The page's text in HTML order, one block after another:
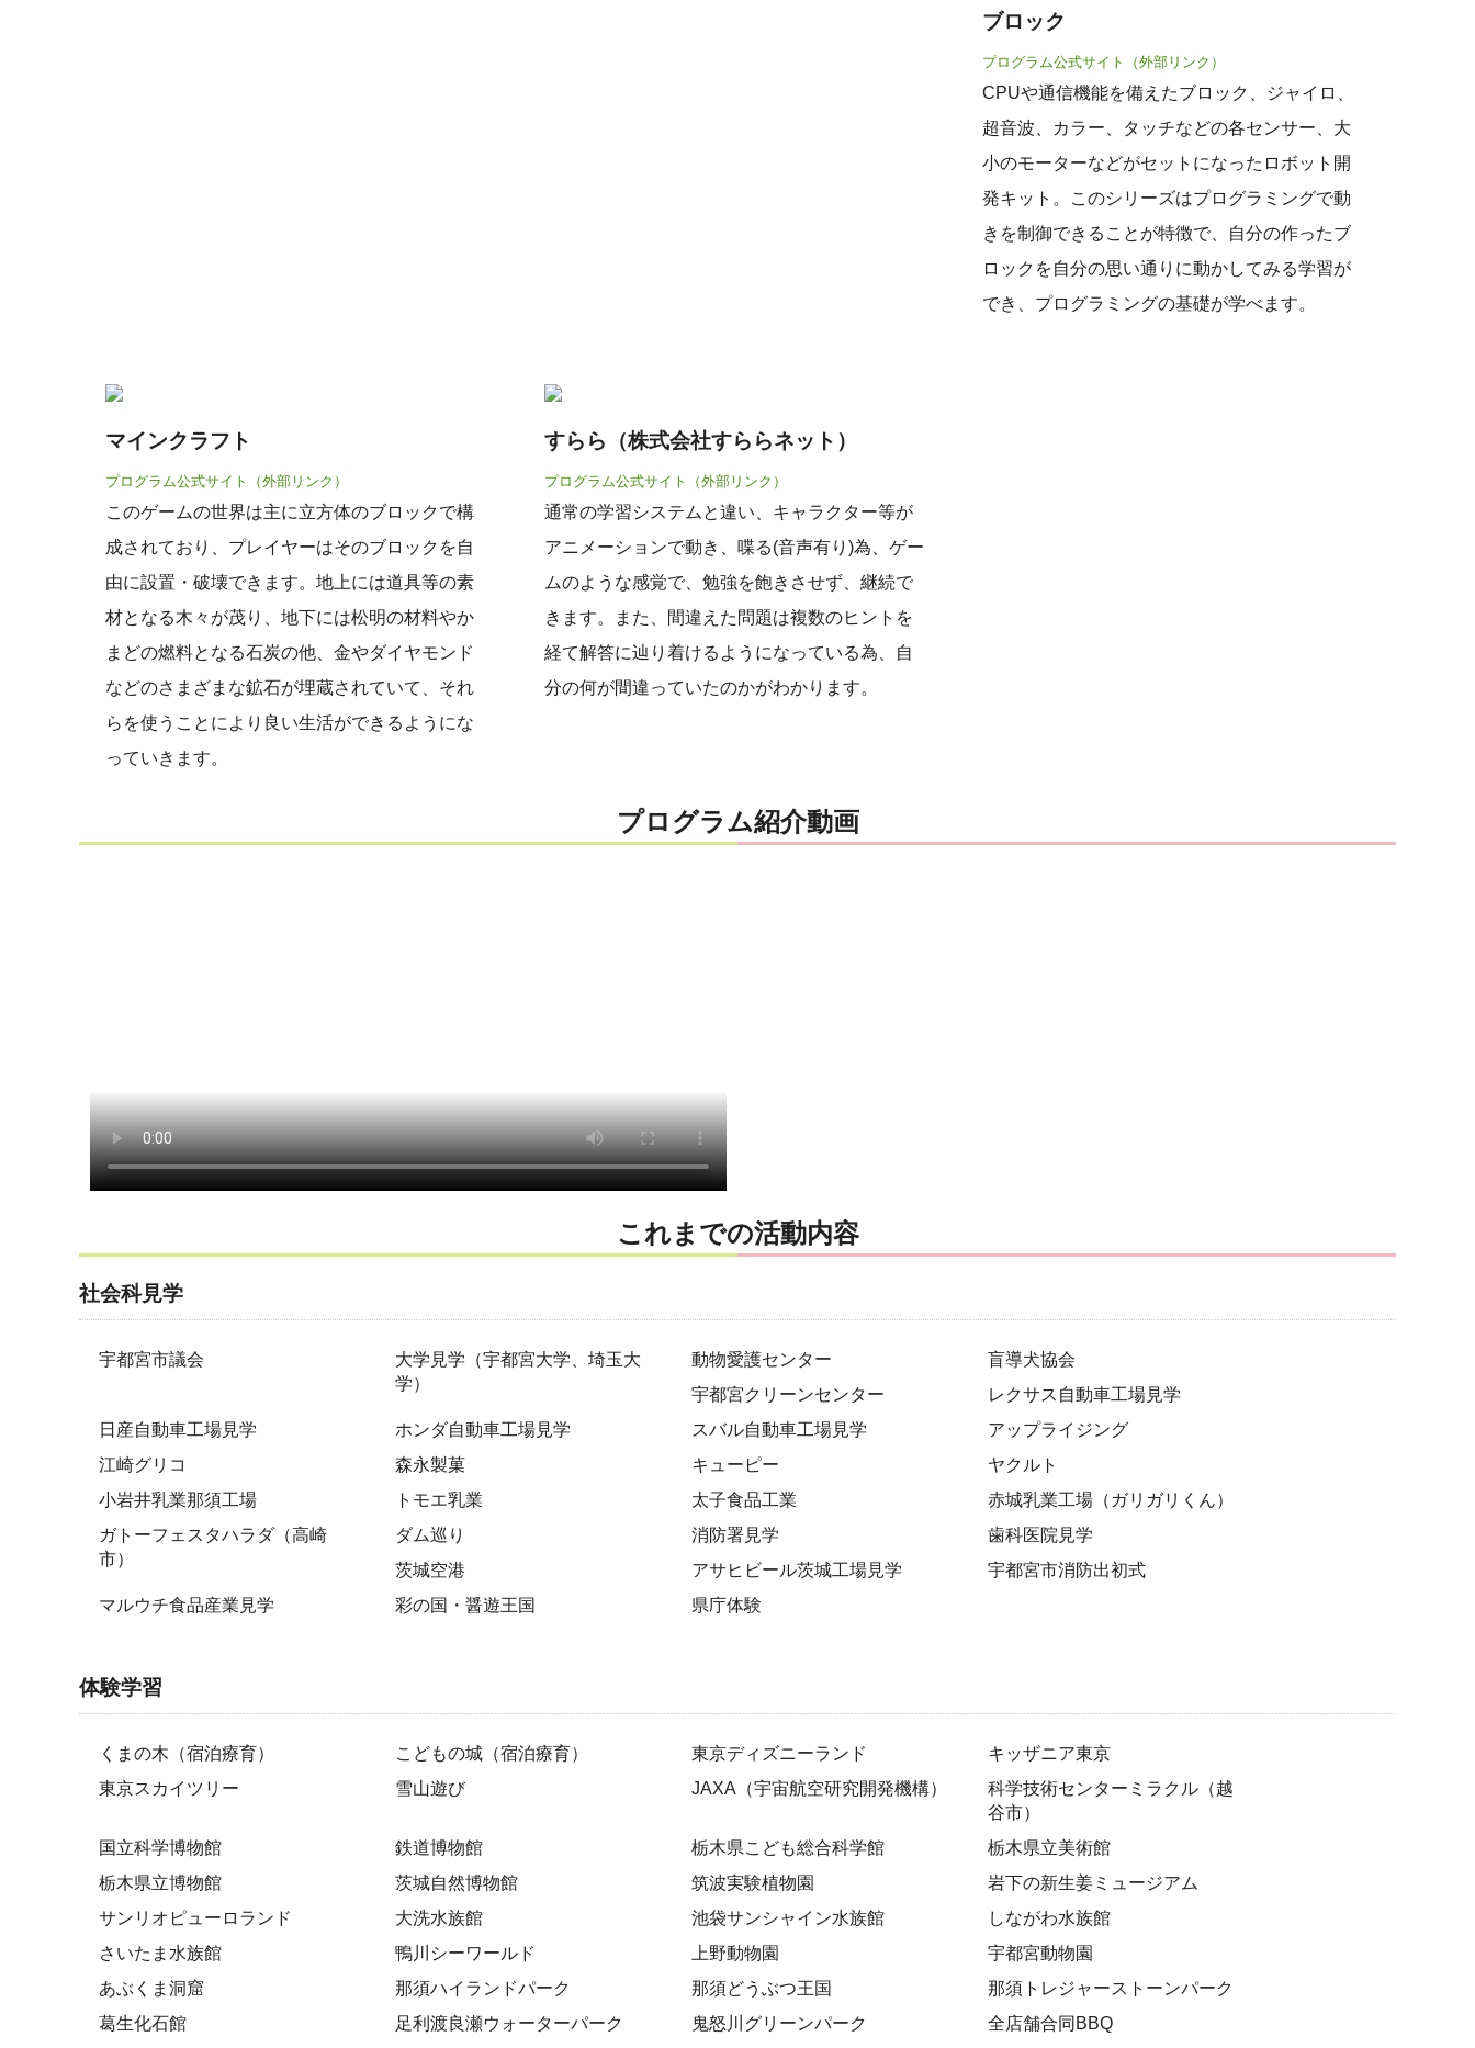
ブロック
プログラム公式サイト（外部リンク）
CPUや通信機能を備えたブロック、ジャイロ、
超音波、カラー、タッチなどの各センサー、大
小のモーターなどがセットになったロボット開
発キット。このシリーズはプログラミングで動
きを制御できることが特徴で、自分の作ったブ
ロックを自分の思い通りに動かしてみる学習が
でき、プログラミングの基礎が学べます。
マインクラフト
プログラム公式サイト（外部リンク）
このゲームの世界は主に立方体のブロックで構
成されており、プレイヤーはそのブロックを自
由に設置・破壊できます。地上には道具等の素
材となる木々が茂り、地下には松明の材料やか
まどの燃料となる石炭の他、金やダイヤモンド
などのさまざまな鉱石が埋蔵されていて、それ
らを使うことにより良い生活ができるようにな
っていきます。
すらら（株式会社すららネット）
プログラム公式サイト（外部リンク）
通常の学習システムと違い、キャラクター等が
アニメーションで動き、喋る(音声有り)為、ゲー
ムのような感覚で、勉強を飽きさせず、継続で
きます。また、間違えた問題は複数のヒントを
経て解答に辿り着けるようになっている為、自
分の何が間違っていたのかがわかります。
プログラム紹介動画
これまでの活動内容
社会科見学
宇都宮市議会
大学見学（宇都宮大学、埼玉大
学）
動物愛護センター
盲導犬協会
宇都宮クリーンセンター
レクサス自動車工場見学
日産自動車工場見学
ホンダ自動車工場見学 スバル自動車工場見学
アップライジング
江崎グリコ
森永製菓 キューピー
ヤクルト
小岩井乳業那須工場
トモエ乳業 太子食品工業
赤城乳業工場（ガリガリくん）
ガトーフェスタハラダ（高崎
市）
ダム巡り 消防署見学
歯科医院見学
茨城空港
アサヒビール茨城工場見学
宇都宮市消防出初式
マルウチ食品産業見学
彩の国・醤遊王国 県庁体験
体験学習
くまの木（宿泊療育） こどもの城（宿泊療育） 東京ディズニーランド
キッザニア東京
東京スカイツリー
雪山遊び JAXA（宇宙航空研究開発機構）
科学技術センターミラクル（越
谷市）
国立科学博物館
鉄道博物館 栃木県こども総合科学館
栃木県立美術館
栃木県立博物館
茨城自然博物館 筑波実験植物園
岩下の新生姜ミュージアム
サンリオピューロランド
大洗水族館 池袋サンシャイン水族館
しながわ水族館
さいたま水族館
鴨川シーワールド 上野動物園
宇都宮動物園
あぶくま洞窟
那須ハイランドパーク 那須どうぶつ王国
那須トレジャーストーンパーク
葛生化石館
足利渡良瀬ウォーターパーク 鬼怒川グリーンパーク 全店舗合同BBQ